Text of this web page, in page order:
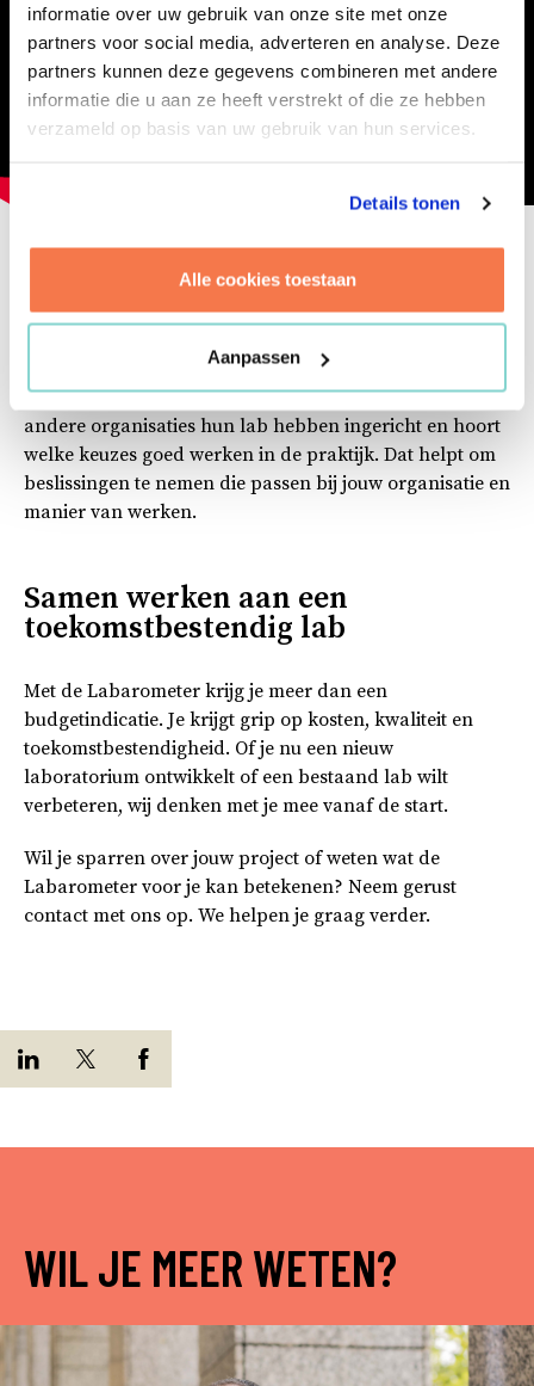
informatie over uw gebruik van onze site met onze
partners voor social media, adverteren en analyse. Deze
partners kunnen deze gegevens combineren met andere
informatie die u aan ze heeft verstrekt of die ze hebben
verzameld op basis van uw gebruik van hun services.
Details tonen
Alle cookies toestaan
Aanpassen
Leren van de praktijk
Dan organiseren we graag een referentiebezoek aan
een van onze gerealiseerde laboratoria. Je ziet hoe
andere organisaties hun lab hebben ingericht en hoort
welke keuzes goed werken in de praktijk. Dat helpt om
beslissingen te nemen die passen bij jouw organisatie en
manier van werken.
Samen werken aan een
toekomstbestendig lab
Met de Labarometer krijg je meer dan een
budgetindicatie. Je krijgt grip op kosten, kwaliteit en
toekomstbestendigheid. Of je nu een nieuw
laboratorium ontwikkelt of een bestaand lab wilt
verbeteren, wij denken met je mee vanaf de start.
Wil je sparren over jouw project of weten wat de
Labarometer voor je kan betekenen? Neem gerust
contact met ons op. We helpen je graag verder.
WIL JE MEER WETEN?